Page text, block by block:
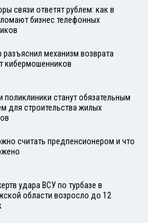
связи ответят рублем: как в
бизнес телефонных
разъяснил механизм возврата
кибермошенников
поликлиники станут обязательным
для строительства жилых
считать предпенсионером и что
удара ВСУ по турбазе в
области возросло до 12